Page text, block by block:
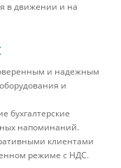
в движении и на
и надежным
и
бухгалтерские
напоминаний.
клиентами
режиме с НДС.